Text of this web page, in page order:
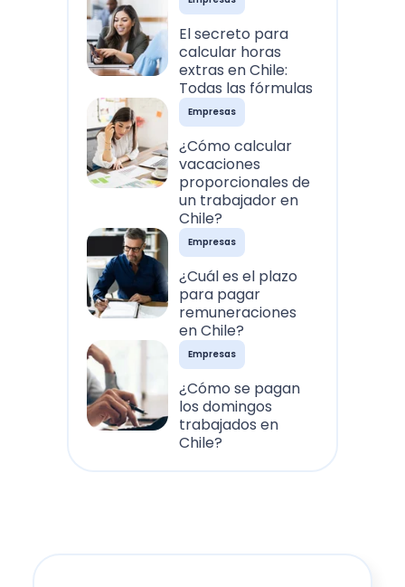
El secreto para
calcular horas
extras en Chile:
Todas las fórmulas
Empresas
¿Cómo calcular
vacaciones
proporcionales de
un trabajador en
Chile?
Empresas
¿Cuál es el plazo
para pagar
remuneraciones
en Chile?
Empresas
¿Cómo se pagan
los domingos
trabajados en
Chile?